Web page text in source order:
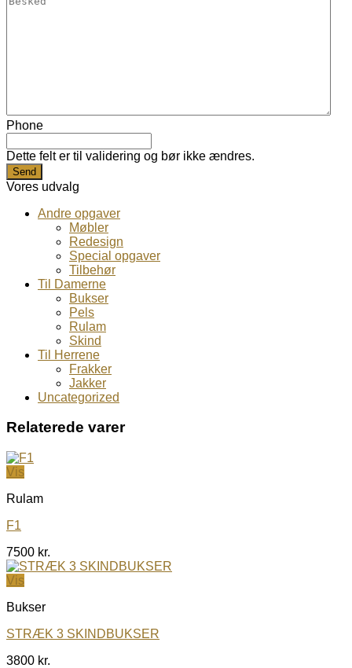
Phone
Dette felt er til validering og bør ikke ændres.
Vores udvalg
Andre opgaver
Møbler
Redesign
Special opgaver
Tilbehør
Til Damerne
Bukser
Pels
Rulam
Skind
Til Herrene
Frakker
Jakker
Uncategorized
Relaterede varer
Vis
Rulam
F1
7500 kr.
Vis
Bukser
STRÆK 3 SKINDBUKSER
3800 kr.